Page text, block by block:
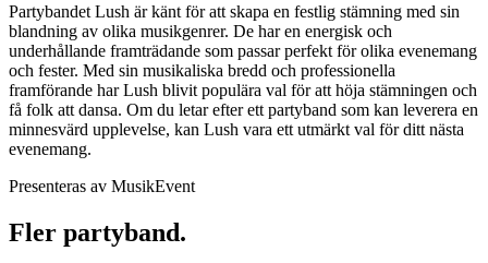
Partybandet Lush är känt för att skapa en festlig stämning med sin
blandning av olika musikgenrer. De har en energisk och
underhållande framträdande som passar perfekt för olika evenemang
och fester. Med sin musikaliska bredd och professionella
framförande har Lush blivit populära val för att höja stämningen och
få folk att dansa. Om du letar efter ett partyband som kan leverera en
minnesvärd upplevelse, kan Lush vara ett utmärkt val för ditt nästa
evenemang.
Presenteras av MusikEvent
Fler partyband.